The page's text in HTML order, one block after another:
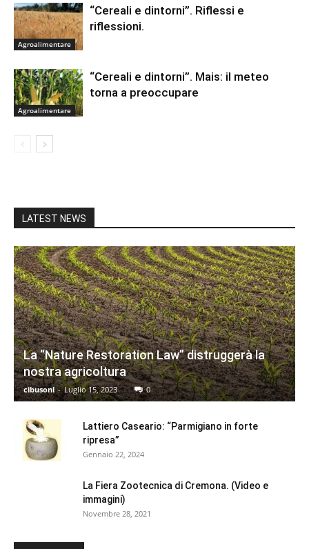
Agroalimentare
“Cereali e dintorni”. Riflessi e
riflessioni.
Agroalimentare
“Cereali e dintorni”. Mais: il meteo
torna a preoccupare
LATEST NEWS
La “Nature Restoration Law” distruggerà la
nostra agricoltura
cibusonl - Luglio 15, 2023 0
Lattiero Caseario: “Parmigiano in forte
ripresa”
Gennaio 22, 2024
La Fiera Zootecnica di Cremona. (Video e
immagini)
Novembre 28, 2021